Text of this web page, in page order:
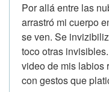
Por allá entre las
arrastró mi cuerpo
se ven. Se
toco otras
video de mis labios
con gestos que